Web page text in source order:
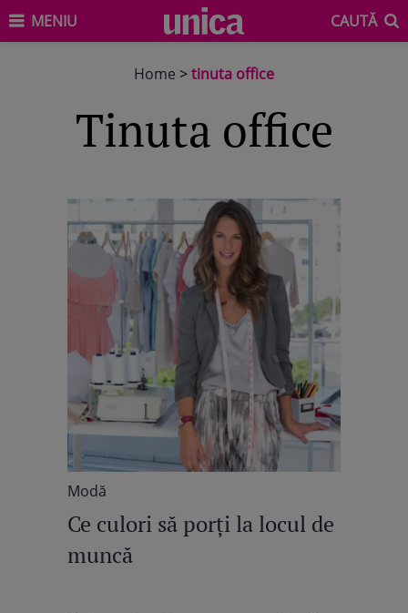
MENIU CAUTĂ
Home >tinuta office
tinuta office
Modă
Ce culori să porţi la locul de
muncă